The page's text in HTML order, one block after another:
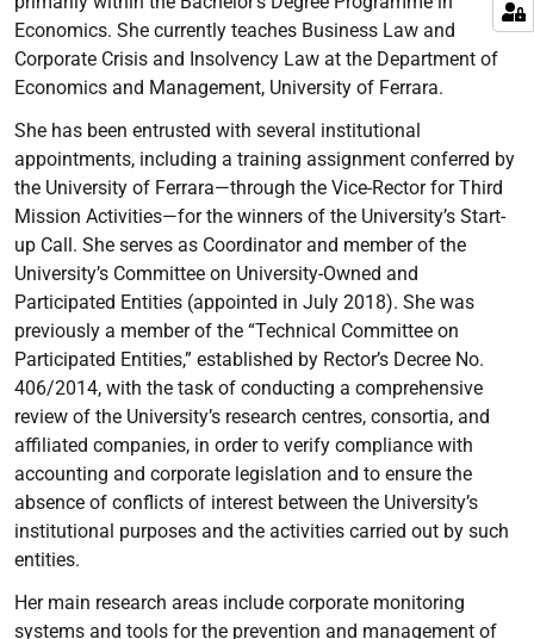
Economics. She currently teaches Business Law and
Corporate Crisis and Insolvency Law at the Department of
Economics and Management, University of Ferrara.
She has been entrusted with several institutional
appointments, including a training assignment conferred by
the University of Ferrara—through the Vice-Rector for Third
Mission Activities—for the winners of the University’s Start-
up Call. She serves as Coordinator and member of the
University’s Committee on University-Owned and
Participated Entities (appointed in July 2018). She was
previously a member of the “Technical Committee on
Participated Entities,” established by Rector’s Decree No.
406/2014, with the task of conducting a comprehensive
review of the University’s research centres, consortia, and
affiliated companies, in order to verify compliance with
accounting and corporate legislation and to ensure the
absence of conflicts of interest between the University’s
institutional purposes and the activities carried out by such
entities.
Her main research areas include corporate monitoring
systems and tools for the prevention and management of